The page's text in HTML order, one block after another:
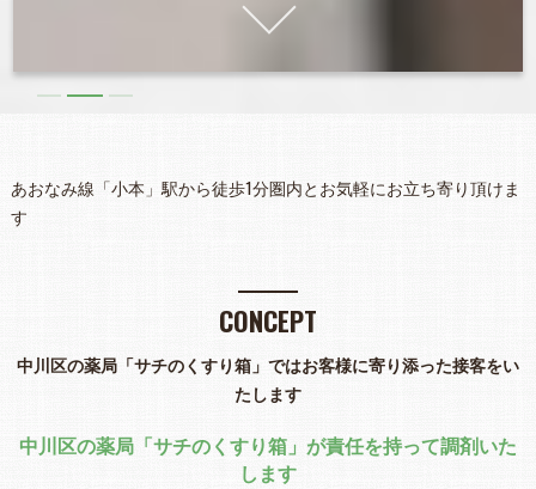
あおなみ線「小本」駅から徒歩1分圏内とお気軽にお立ち寄り頂けま
す
中川区の薬局「サチのくすり箱」ではお客様に寄り添った接客をい
たします
CONCEPT
中川区の薬局「サチのくすり箱」が責任を持って調剤いた
します